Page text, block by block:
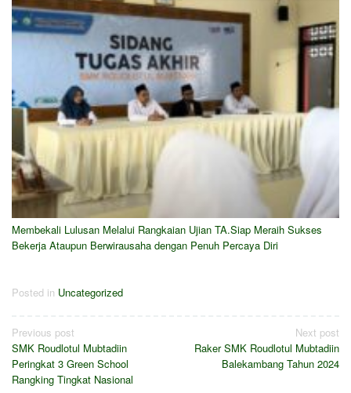
Membekali Lulusan Melalui Rangkaian Ujian TA.Siap Meraih Sukses
Bekerja Ataupun Berwirausaha dengan Penuh Percaya Diri
Posted in Uncategorized
Previous post
SMK Roudlotul Mubtadiin
Peringkat 3 Green School
Rangking Tingkat Nasional
Next post
Raker SMK Roudlotul Mubtadiin
Balekambang Tahun 2024